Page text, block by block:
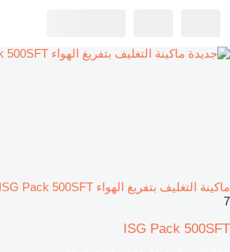
ماكينة التغليف بتفريغ الهواء ISG Pack 500SFT
7
ISG Pack 500SFT